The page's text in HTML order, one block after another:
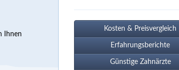
Ihnen
Kosten & Preisvergleich
Erfahrungsberichte
Günstige Zahnärzte